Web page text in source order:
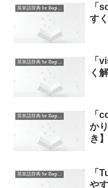
英単語辞典 for Beginners
「
す
英単語辞典 for Beginners
「
く
英単語辞典 for Beginners
「
か
き】
英単語辞典 for Beginners
「
や